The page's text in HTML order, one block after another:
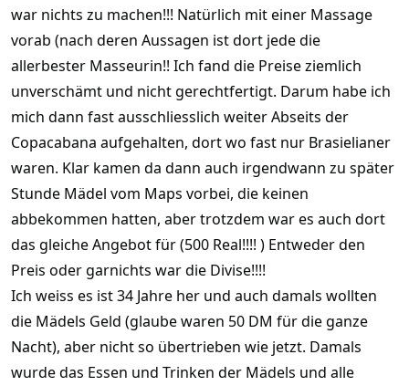
war nichts zu machen!!! Natürlich mit einer Massage
vorab (nach deren Aussagen ist dort jede die
allerbester Masseurin!! Ich fand die Preise ziemlich
unverschämt und nicht gerechtfertigt. Darum habe ich
mich dann fast ausschliesslich weiter Abseits der
Copacabana aufgehalten, dort wo fast nur Brasielianer
waren. Klar kamen da dann auch irgendwann zu später
Stunde Mädel vom Maps vorbei, die keinen
abbekommen hatten, aber trotzdem war es auch dort
das gleiche Angebot für (500 Real!!!! ) Entweder den
Preis oder garnichts war die Divise!!!!
Ich weiss es ist 34 Jahre her und auch damals wollten
die Mädels Geld (glaube waren 50 DM für die ganze
Nacht), aber nicht so übertrieben wie jetzt. Damals
wurde das Essen und Trinken der Mädels und alle